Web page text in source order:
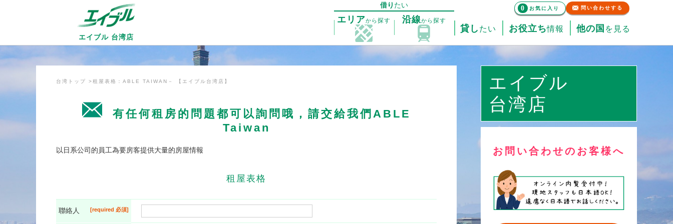
エイブル 台湾店
借り たい
エリアから探す 沿線から探す
貸し たい お役立ち情報 他の国 を見る
0 お気に入り 問い合わせする
台湾トップ 租屋表格：ABLE TAIWAN－ 【エイブル台湾店】
有任何租房的問題都可以詢問哦，請交給我們ABLE
Taiwan
以日系公司的員工為要房客提供大量的房屋情報
租屋表格
聯絡人
エイブル
台湾店
お問い合わせのお客様へ